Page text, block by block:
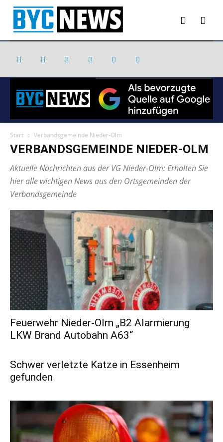
Start Verbandsgemeinde Nieder-Olm
VERBANDSGEMEINDE NIEDER-OLM
Aktuelle Nachrichten aus der VG Nieder-Olm: Erhalten Sie
hier alle wichtigen News aus den Ortsgemeinden der
Verbandsgemeinde
Feuerwehr Nieder-Olm „B2 Alarmierung
LKW Brand Autobahn A63“
Schwer verletzte Katze in Essenheim
gefunden